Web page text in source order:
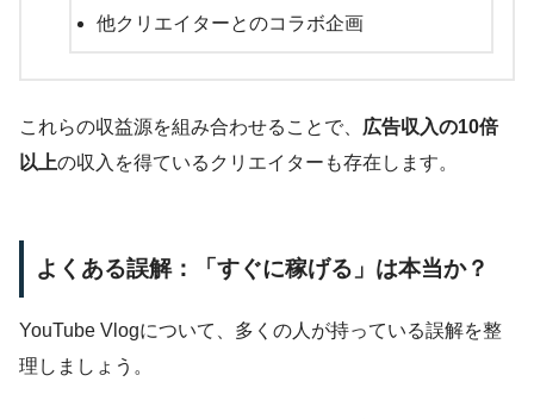
他クリエイターとのコラボ企画
これらの収益源を組み合わせることで、 広告収入の10倍
以上の収入を得ているクリエイターも存在します。
よくある誤解：「すぐに稼げる」は本当か？
YouTube Vlogについて、多くの人が持っている誤解を整
理しましょう。